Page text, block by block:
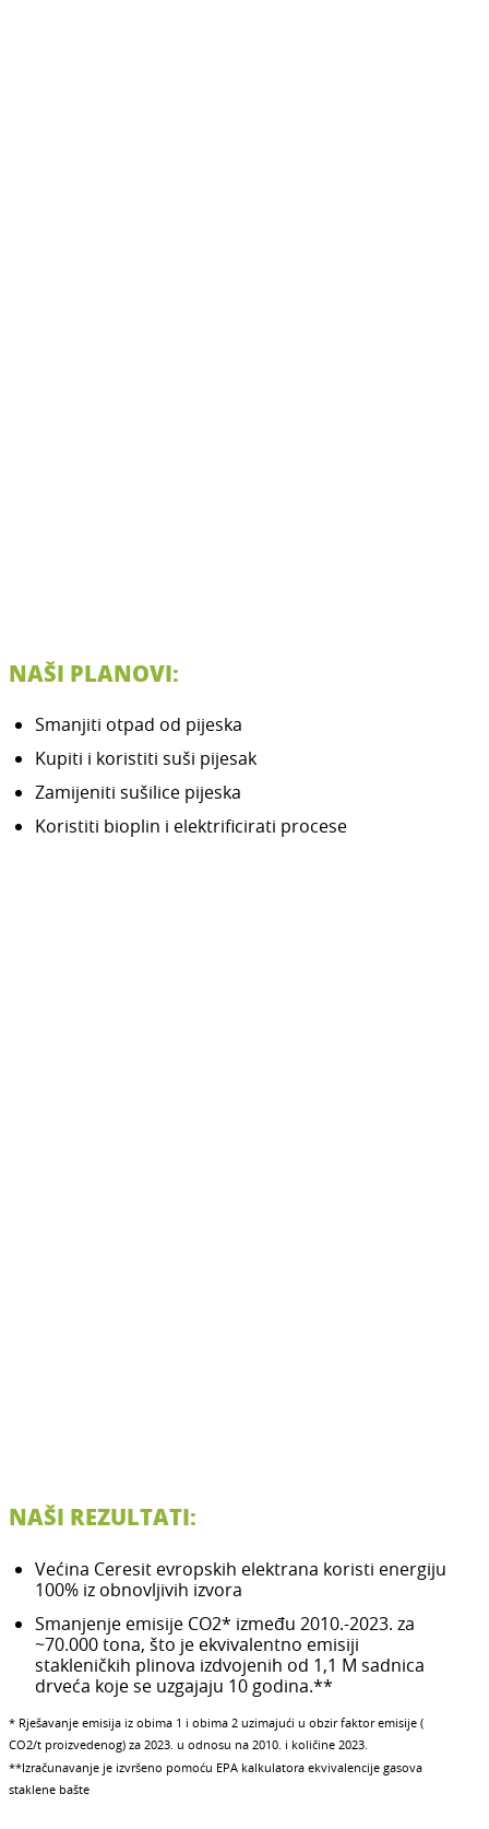
NAŠI PLANOVI:
Smanjiti otpad od pijeska
Kupiti i koristiti suši pijesak
Zamijeniti sušilice pijeska
Koristiti bioplin i elektrificirati procese
NAŠI REZULTATI:
Većina Ceresit evropskih elektrana koristi energiju
100% iz obnovljivih izvora
Smanjenje emisije CO2* između 2010.-2023. za
~70.000 tona, što je ekvivalentno emisiji
stakleničkih plinova izdvojenih od 1,1 M sadnica
drveća koje se uzgajaju 10 godina.**
* Rješavanje emisija iz obima 1 i obima 2 uzimajući u obzir faktor emisije (
CO2/t proizvedenog) za 2023. u odnosu na 2010. i količine 2023.
**Izračunavanje je izvršeno pomoću EPA kalkulatora ekvivalencije gasova
staklene bašte